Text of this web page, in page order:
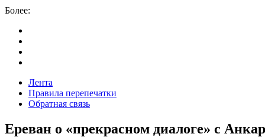
Более:
Лента
Правила перепечатки
Обратная связь
Ереван о «прекрасном диалоге» с